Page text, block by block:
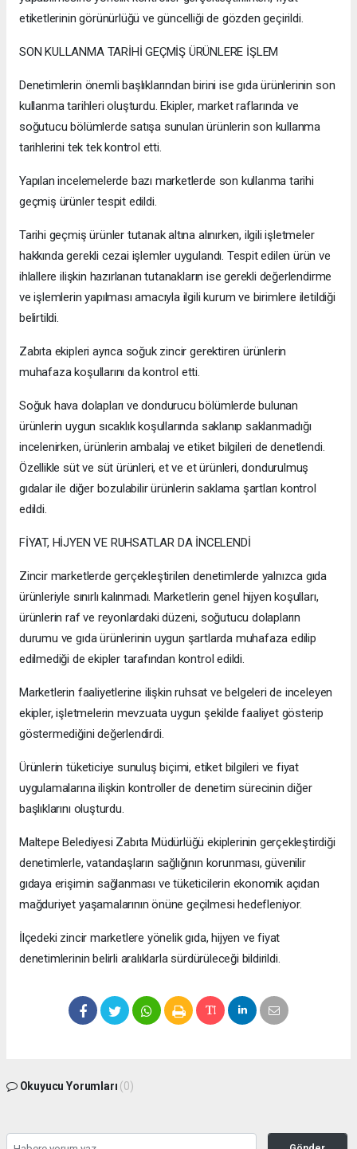
etiketlerinin görünürlüğü ve güncelliği de gözden geçirildi.
SON KULLANMA TARİHİ GEÇMİŞ ÜRÜNLERE İŞLEM
Denetimlerin önemli başlıklarından birini ise gıda ürünlerinin son
kullanma tarihleri oluşturdu. Ekipler, market raflarında ve
soğutucu bölümlerde satışa sunulan ürünlerin son kullanma
tarihlerini tek tek kontrol etti.
Yapılan incelemelerde bazı marketlerde son kullanma tarihi
geçmiş ürünler tespit edildi.
Tarihi geçmiş ürünler tutanak altına alınırken, ilgili işletmeler
hakkında gerekli cezai işlemler uygulandı. Tespit edilen ürün ve
ihlallere ilişkin hazırlanan tutanakların ise gerekli değerlendirme
ve işlemlerin yapılması amacıyla ilgili kurum ve birimlere iletildiği
belirtildi.
Zabıta ekipleri ayrıca soğuk zincir gerektiren ürünlerin
muhafaza koşullarını da kontrol etti.
Soğuk hava dolapları ve dondurucu bölümlerde bulunan
ürünlerin uygun sıcaklık koşullarında saklanıp saklanmadığı
incelenirken, ürünlerin ambalaj ve etiket bilgileri de denetlendi.
Özellikle süt ve süt ürünleri, et ve et ürünleri, dondurulmuş
gıdalar ile diğer bozulabilir ürünlerin saklama şartları kontrol
edildi.
FİYAT, HİJYEN VE RUHSATLAR DA İNCELENDİ
Zincir marketlerde gerçekleştirilen denetimlerde yalnızca gıda
ürünleriyle sınırlı kalınmadı. Marketlerin genel hijyen koşulları,
ürünlerin raf ve reyonlardaki düzeni, soğutucu dolapların
durumu ve gıda ürünlerinin uygun şartlarda muhafaza edilip
edilmediği de ekipler tarafından kontrol edildi.
Marketlerin faaliyetlerine ilişkin ruhsat ve belgeleri de inceleyen
ekipler, işletmelerin mevzuata uygun şekilde faaliyet gösterip
göstermediğini değerlendirdi.
Ürünlerin tüketiciye sunuluş biçimi, etiket bilgileri ve fiyat
uygulamalarına ilişkin kontroller de denetim sürecinin diğer
başlıklarını oluşturdu.
Maltepe Belediyesi Zabıta Müdürlüğü ekiplerinin gerçekleştirdiği
denetimlerle, vatandaşların sağlığının korunması, güvenilir
gıdaya erişimin sağlanması ve tüketicilerin ekonomik açıdan
mağduriyet yaşamalarının önüne geçilmesi hedefleniyor.
İlçedeki zincir marketlere yönelik gıda, hijyen ve fiyat
denetimlerinin belirli aralıklarla sürdürüleceği bildirildi.
Okuyucu Yorumları (0)